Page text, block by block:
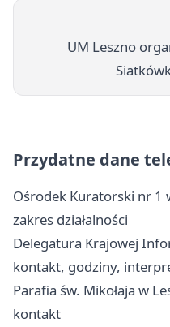
UM Leszno
Przydatne dane
Ośrodek Kuratorski nr 1
zakres działalności
Delegatura Krajowej
kontakt, godziny,
Parafia św. Mikołaja w
kontakt